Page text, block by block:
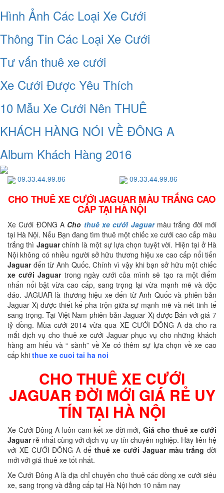
Hình Ảnh Các Loại Xe Cưới
Thông Tin Các Loại Xe Cưới
Tư vấn thuê xe cưới
Xe Cưới Được Yêu Thích
10 Mẫu Xe Cưới Nên THUÊ
KHÁCH HÀNG NÓI VỀ ĐÔNG A
Album Khách Hàng 2016
09.33.44.99.86 09.33.44.99.86
CHO THUÊ XE CƯỚI JAGUAR MÀU TRẮNG CAO
CẤP TẠI HÀ NỘI
Xe Cưới ĐÔNG A Cho thuê xe cưới Jaguar màu trắng đời mới
tại Hà Nội. Nếu Bạn đang tìm thuê một chiếc xe cưới cao cấp màu
trắng thì Jaguarchính là một sự lựa chọn tuyệt vời. Hiện tại ở Hà
Nội không có nhiều người sở hữu thương hiệu xe cao cấp nổi tiến
Jaguarđến từ Anh Quốc. Chính vì vậy khi bạn sở hữu một chiếc
xe cưới Jaguartrong ngày cưới của mình sẽ tạo ra một điểm
nhấn nổi bật vừa cao cấp, sang trọng lại vừa mạnh mẽ và độc
đáo. JAGUAR là thương hiệu xe đến từ Anh Quốc và phiên bản
Jaguar Xj được thiết kế pha trộn giữa sự mạnh mẽ và nét tinh tế
sang trọng. Tại Việt Nam phiên bản Jaguar Xj được Bán với giá 7
tỷ đồng. Mùa cưới 2014 vừa qua XE CƯỚI ĐÔNG A đã cho ra
mắt dịch vụ cho thuê xe cưới Jaguar phục vụ cho những khách
hàng am hiểu và “ sành” về Xe có thêm sự lựa chọn về xe cao
cấp khi thue xe cuoi tai ha noi
CHO THUÊ XE CƯỚI
JAGUAR ĐỜI MỚI GIÁ RẺ UY
TÍN TẠI HÀ NỘI
Xe Cưới Đông A luôn cam kết xe đời mới,Giá cho thuê xe cưới
Jaguarrẻ nhất cùng với dịch vụ uy tín chuyên nghiệp. Hãy liên hệ
với XE CƯỚI ĐÔNG A để thuê xe cưới Jaguar màu trắng đời
mới với giá thuê xe tốt nhất.
Xe Cưới Đông A là địa chỉ chuyên cho thuê các dòng xe cưới siêu
xe, sang trọng và đẳng cấp tại Hà Nội hơn 10 năm nay